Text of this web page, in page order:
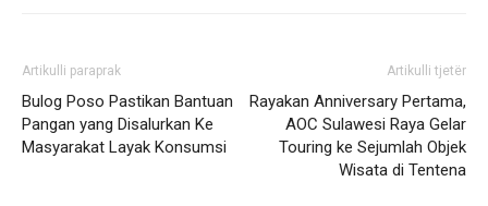
Artikulli paraprak
Bulog Poso Pastikan Bantuan
Pangan yang Disalurkan Ke
Masyarakat Layak Konsumsi
Artikulli tjetër
Rayakan Anniversary Pertama,
AOC Sulawesi Raya Gelar
Touring ke Sejumlah Objek
Wisata di Tentena